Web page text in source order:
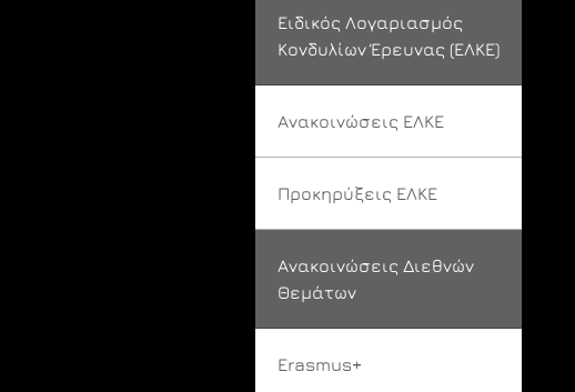
Ειδικός Λογαριασμός
Κονδυλίων Έρευνας (ΕΛΚΕ)
Ανακοινώσεις ΕΛΚΕ
Προκηρύξεις ΕΛΚΕ
Ανακοινώσεις Διεθνών
Θεμάτων
Erasmus+